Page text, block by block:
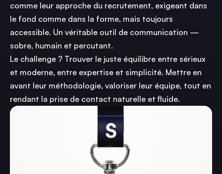
comme leur approche du recrutement, exigeant dans
le fond comme dans la forme, mais toujours
accessible. Un véritable outil de communication —
sobre, humain et percutant.
Le challenge ? Trouver le juste équilibre entre sérieux
et moderne, entre expertise et simplicité. Mettre en
avant leur méthodologie, valoriser leur équipe, tout en
rendant la prise de contact naturelle et fluide.